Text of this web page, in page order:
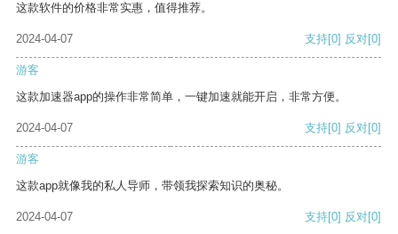
这款软件的价格非常实惠，值得推荐。
2024-04-07 支持[0] 反对[0]
游客
这款加速器app的操作非常简单，一键加速就能开启，非常方便。
2024-04-07 支持[0] 反对[0]
游客
这款app就像我的私人导师，带领我探索知识的奥秘。
2024-04-07 支持[0] 反对[0]